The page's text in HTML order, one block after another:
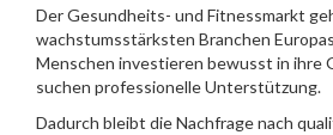
Der Gesundheits- und Fitnessmarkt
wachstumsstärksten Branchen
Menschen investieren bewusst in ihre
suchen professionelle Unterstützung.
Dadurch bleibt die Nachfrage nach